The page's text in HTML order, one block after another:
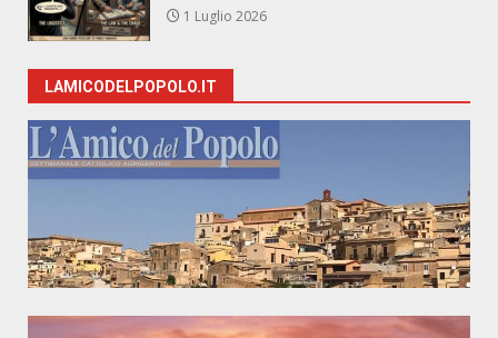
1 Luglio 2026
LAMICODELPOPOLO.IT